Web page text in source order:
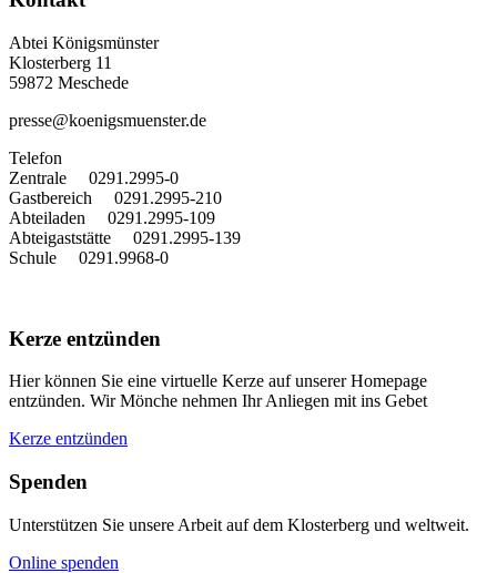
Abtei Königsmünster
Klosterberg 11
59872 Meschede
presse@koenigsmuenster.de
Telefon
Zentrale 0291.2995-0
Gastbereich 0291.2995-210
Abteiladen 0291.2995-109
Abteigaststätte 0291.2995-139
Schule 0291.9968-0
Kerze entzünden
Hier können Sie eine virtuelle Kerze auf unserer Homepage
entzünden. Wir Mönche nehmen Ihr Anliegen mit ins Gebet
Kerze entzünden
Spenden
Unterstützen Sie unsere Arbeit auf dem Klosterberg und weltweit.
Online spenden